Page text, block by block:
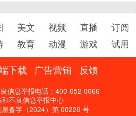
美文 视频 直播
订阅
教育 动漫 游戏 试用
下载 广告营销 反馈
信息举报电话：400-052-0066
和不良信息举报中心
备字（2024）第 00220 号